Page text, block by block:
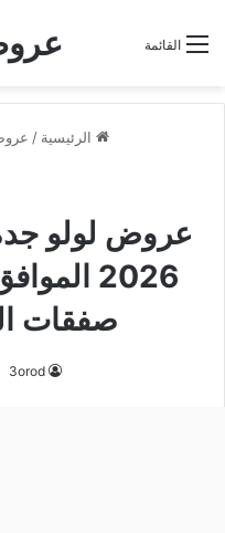
القائمة
الرئيسية /
صفقات
3orod